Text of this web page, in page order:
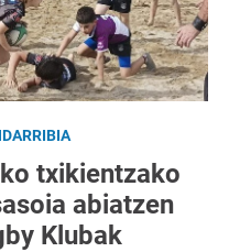
txikientzako
abiatzen
Klubak